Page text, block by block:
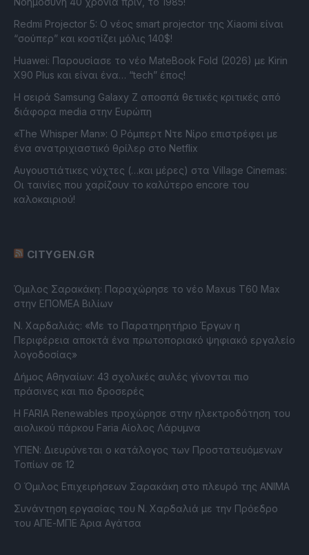
Redmi Projector 5: Ο νέος smart projector της Xiaomi είναι
“σούπερ” και κοστίζει μόλις 140$!
Huawei: Παρουσίασε το νέο MateBook Fold (2026) με Kirin
X90 Plus και είναι ένα… “tech” έπος!
Η σειρά Samsung Galaxy Z αποσπά θετικές κριτικές από
διάφορα media στην Ευρώπη
«The Whisper Man»: Ο Ρόμπερτ Ντε Νίρο επιστρέφει με
ένα ανατριχιαστικό θρίλερ στο Netflix
Αυγουστιάτικες νύχτες (…και μέρες) στα Village Cinemas:
Οι ταινίες που χαρίζουν το καλύτερο encore του
καλοκαιριού!
CITYGEN.GR
Όμιλος Σαρακάκη: Παραχώρησε το νέο Maxus T60 Max
στην ΕΠΟΜΕΑ Βιλίων
Ν. Χαρδαλιάς: «Με το Παρατηρητήριο Έργων η
Περιφέρεια αποκτά ένα πρωτοποριακό ψηφιακό εργαλείο
λογοδοσίας»
Δήμος Αθηναίων: 43 σχολικές αυλές γίνονται πιο
πράσινες και πιο δροσερές
Η FARIA Renewables προχώρησε στην ηλεκτροδότηση του
αιολικού πάρκου Faria Αίολος Λάρυμνα
ΥΠΕΝ: Διευρύνεται ο κατάλογος των Προστατευόμενων
Τοπίων σε 12
O Όμιλος Επιχειρήσεων Σαρακάκη στο πλευρό της ΑΝΙΜΑ
Συνάντηση εργασίας του Ν. Χαρδαλιά με την Πρόεδρο
του ΑΠΕ-ΜΠΕ Άρια Αγάτσα